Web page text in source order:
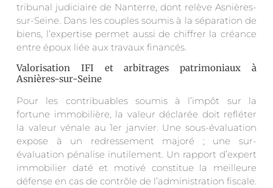
tribunal judiciaire de Nanterre, dont relève Asnières-
sur-Seine. Dans les couples soumis à la séparation de
biens, l’expertise permet aussi de chiffrer la créance
entre époux liée aux travaux financés.
Valorisation IFI et arbitrages patrimoniaux à
Asnières-sur-Seine
Pour les contribuables soumis à l’impôt sur la
fortune immobilière, la valeur déclarée doit refléter
la valeur vénale au 1er janvier. Une sous-évaluation
expose à un redressement majoré ; une sur-
évaluation pénalise inutilement. Un rapport d’expert
immobilier daté et motivé constitue la meilleure
défense en cas de contrôle de l’administration fiscale.